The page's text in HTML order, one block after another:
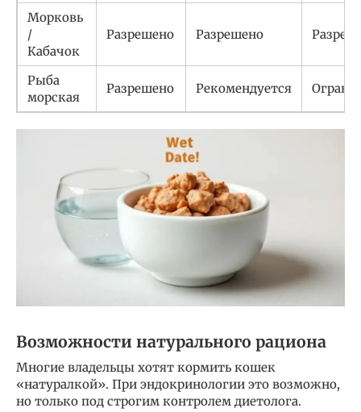
Морковь
/
Кабачок
Разрешено Разрешено
Рыба
морская
Разрешено Рекомендуется
Возможности натурального рациона
Многие владельцы хотят кормить кошек
«натуралкой». При эндокринологии это возможно,
но только под строгим контролем диетолога.